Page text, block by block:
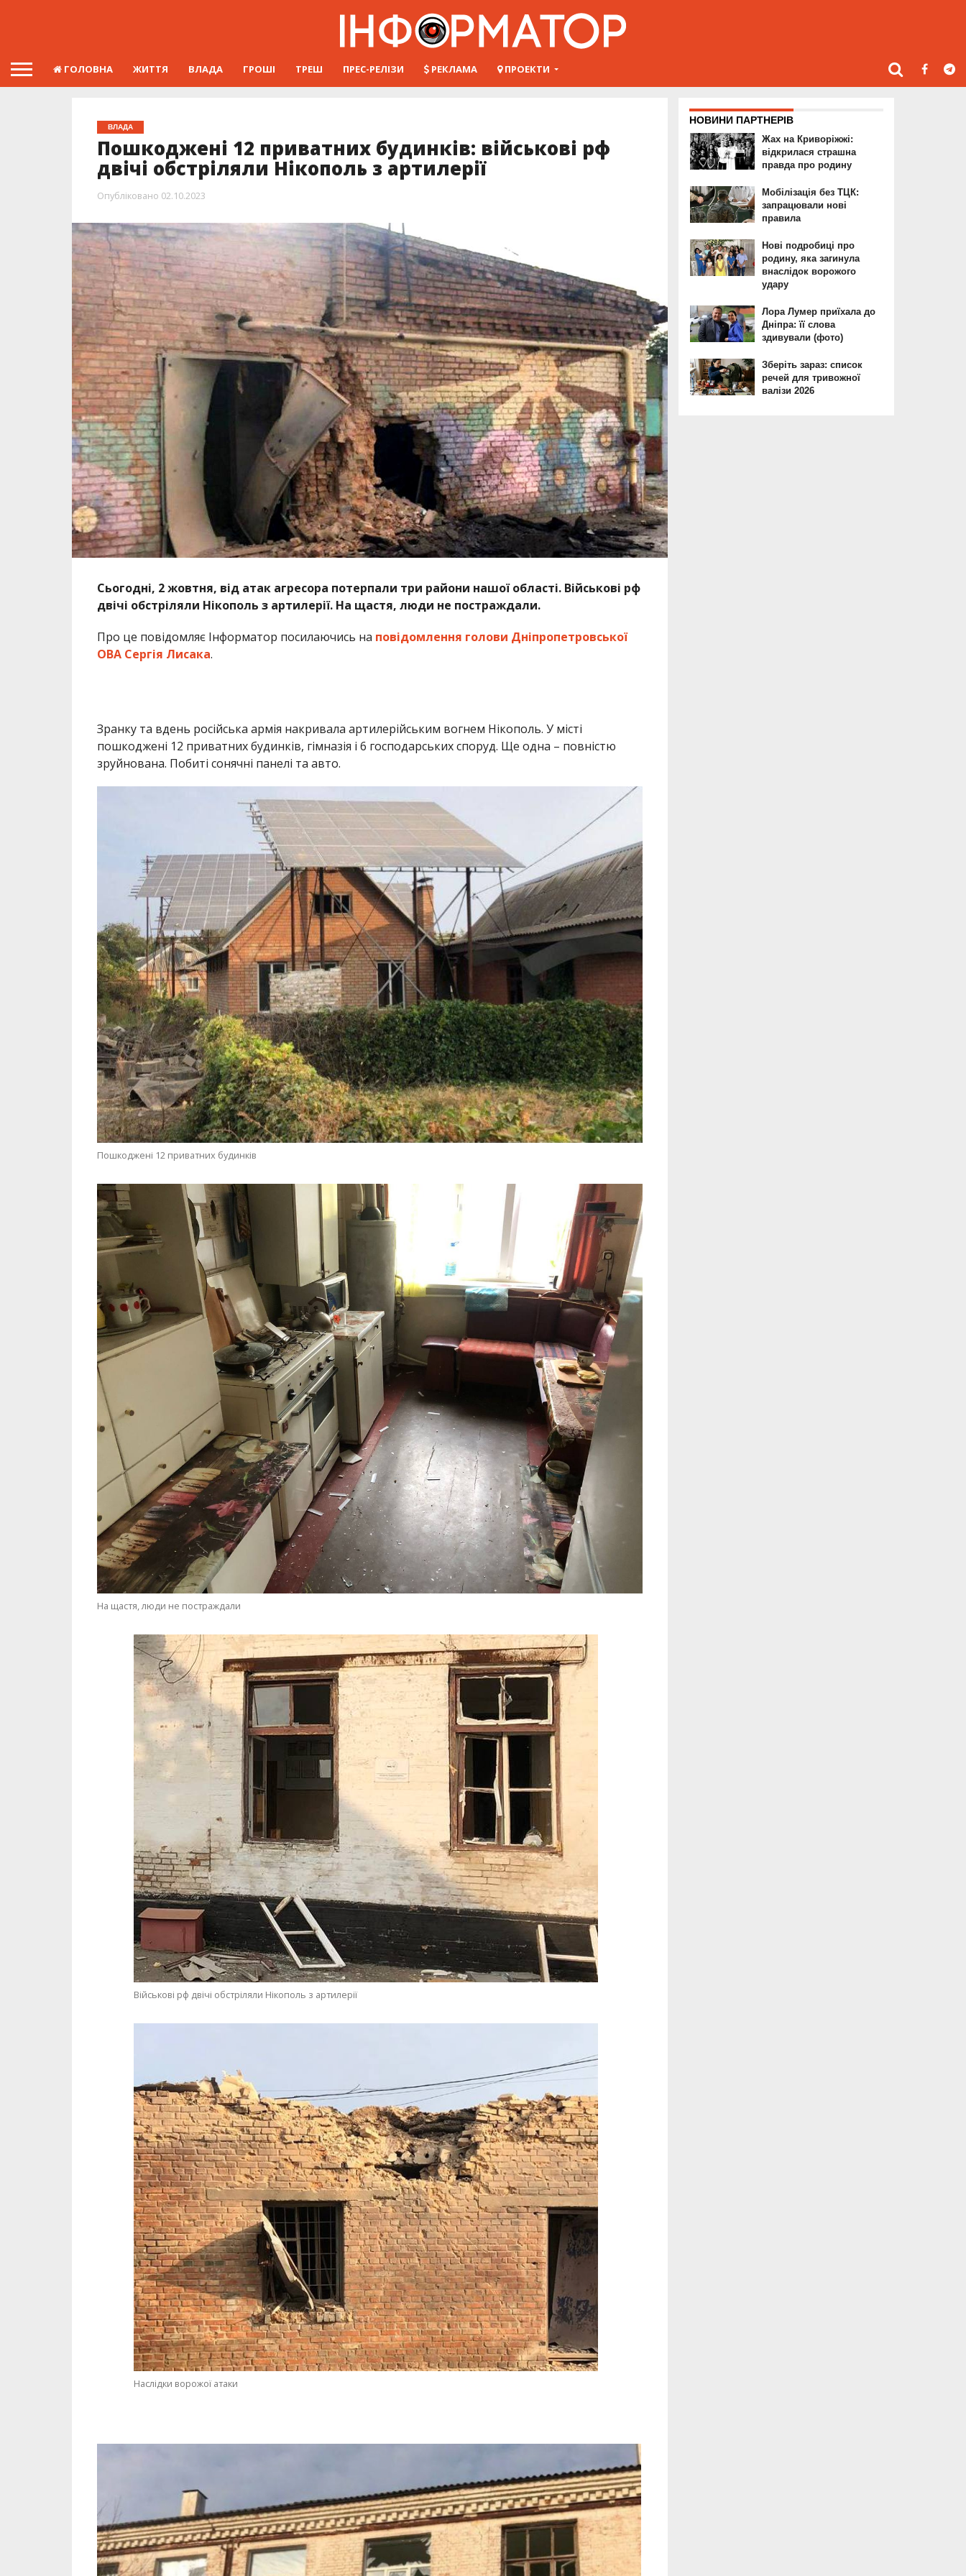
ГОЛОВНА ЖИТТЯ ВЛАДА ГРОШІ ТРЕШ ПРЕС-РЕЛІЗИ РЕКЛАМА ПРОЕКТИ
ВЛАДА
Пошкоджені 12 приватних будинків: військові рф
двічі обстріляли Нікополь з артилерії
Опубліковано 02.10.2023
Сьогодні, 2 жовтня, від атак агресора потерпали три райони нашої області. Військові рф
двічі обстріляли Нікополь з артилерії. На щастя, люди не постраждали.
Про це повідомляє Інформатор посилаючись на повідомлення голови Дніпропетровської
ОВА Сергія Лисака.
Зранку та вдень російська армія накривала артилерійським вогнем Нікополь. У місті
пошкоджені 12 приватних будинків, гімназія і 6 господарських споруд. Ще одна – повністю
зруйнована. Побиті сонячні панелі та авто.
Пошкоджені 12 приватних будинків
На щастя, люди не постраждали
Військові рф двічі обстріляли Нікополь з артилерії
Наслідки ворожої атаки